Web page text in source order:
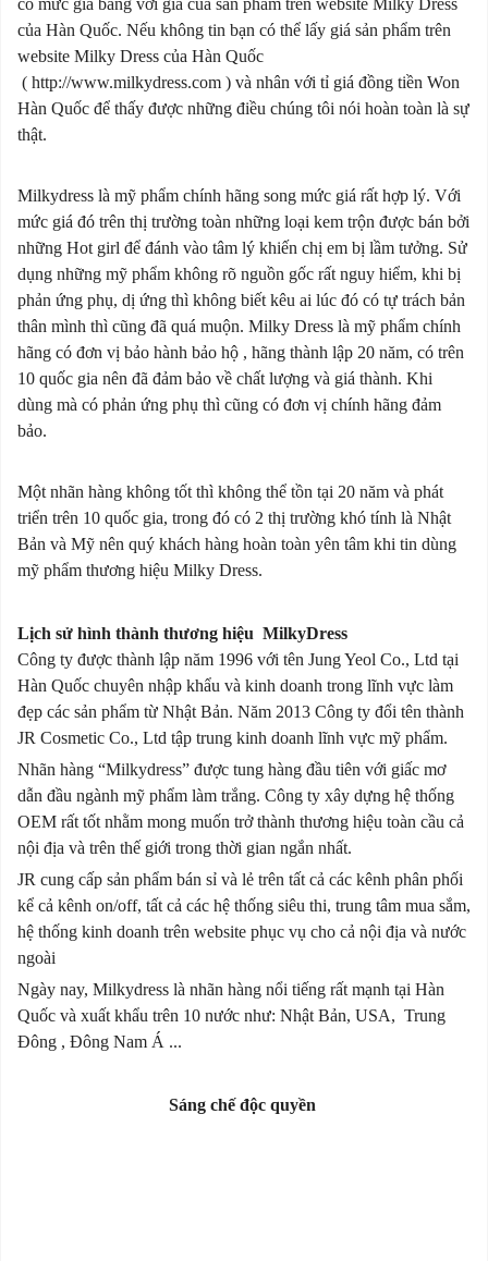
của Hàn Quốc. Nếu không tin bạn có thể lấy giá sản phẩm trên
website Milky Dress của Hàn Quốc
( http://www.milkydress.com ) và nhân với tỉ giá đồng tiền Won
Hàn Quốc để thấy được những điều chúng tôi nói hoàn toàn là sự
thật.
Milkydress là mỹ phẩm chính hãng song mức giá rất hợp lý. Với
mức giá đó trên thị trường toàn những loại kem trộn được bán bởi
những Hot girl để đánh vào tâm lý khiến chị em bị lầm tưởng. Sử
dụng những mỹ phẩm không rõ nguồn gốc rất nguy hiểm, khi bị
phản ứng phụ, dị ứng thì không biết kêu ai lúc đó có tự trách bản
thân mình thì cũng đã quá muộn. Milky Dress là mỹ phẩm chính
hãng có đơn vị bảo hành bảo hộ , hãng thành lập 20 năm, có trên
10 quốc gia nên đã đảm bảo về chất lượng và giá thành. Khi
dùng mà có phản ứng phụ thì cũng có đơn vị chính hãng đảm
bảo.
Một nhãn hàng không tốt thì không thể tồn tại 20 năm và phát
triển trên 10 quốc gia, trong đó có 2 thị trường khó tính là Nhật
Bản và Mỹ nên quý khách hàng hoàn toàn yên tâm khi tin dùng
mỹ phẩm thương hiệu Milky Dress.
Lịch sử hình thành thương hiệu MilkyDress
Công ty được thành lập năm 1996 với tên Jung Yeol Co., Ltd tại
Hàn Quốc chuyên nhập khẩu và kinh doanh trong lĩnh vực làm
đẹp các sản phẩm từ Nhật Bản. Năm 2013 Công ty đổi tên thành
JR Cosmetic Co., Ltd tập trung kinh doanh lĩnh vực mỹ phẩm.
Nhãn hàng “Milkydress” được tung hàng đầu tiên với giấc mơ
dẫn đầu ngành mỹ phẩm làm trắng. Công ty xây dựng hệ thống
OEM rất tốt nhằm mong muốn trở thành thương hiệu toàn cầu cả
nội địa và trên thế giới trong thời gian ngắn nhất.
JR cung cấp sản phẩm bán sỉ và lẻ trên tất cả các kênh phân phối
kể cả kênh on/off, tất cả các hệ thống siêu thi, trung tâm mua sắm,
hệ thống kinh doanh trên website phục vụ cho cả nội địa và nước
ngoài
Ngày nay, Milkydress là nhãn hàng nổi tiếng rất mạnh tại Hàn
Quốc và xuất khẩu trên 10 nước như: Nhật Bản, USA, Trung
Đông , Đông Nam Á ...
Sáng chế độc quyền